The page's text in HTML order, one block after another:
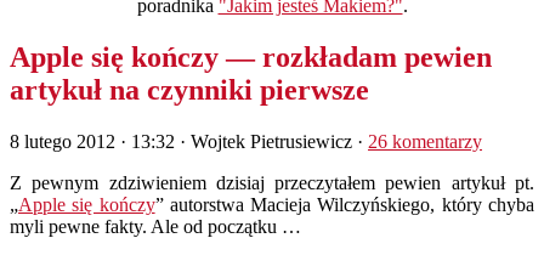
poradnika "Jakim jesteś Makiem?".
Apple się kończy — rozkładam pewien
artykuł na czynniki pierwsze
8 lutego 2012 · 13:32 · Wojtek Pietrusiewicz · 26 komentarzy
Z pewnym zdziwieniem dzisiaj przeczytałem pewien artykuł pt.
„Apple się kończy” autorstwa Macieja Wilczyńskiego, który chyba
myli pewne fakty. Ale od początku …